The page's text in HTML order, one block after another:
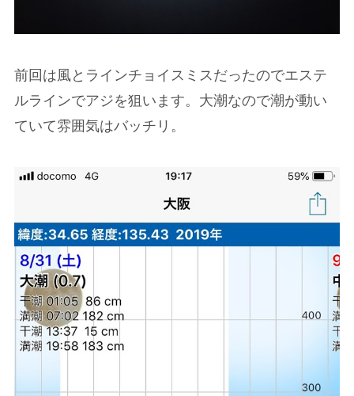
前回は風とラインチョイスミスだったのでエステ
ルラインでアジを狙います。大潮なので潮が動い
ていて雰囲気はバッチリ。